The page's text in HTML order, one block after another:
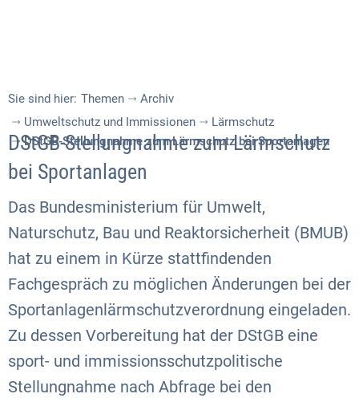
Sie sind hier: Themen
Archiv
Umweltschutz und Immissionen
Lärmschutz
DStGB-Stellungnahme zum Lärmschutz bei Sportanlagen
DStGB-Stellungnahme zum Lärmschutz
bei Sportanlagen
Das Bundesministerium für Umwelt,
Naturschutz, Bau und Reaktorsicherheit (BMUB)
hat zu einem in Kürze stattfindenden
Fachgespräch zu möglichen Änderungen bei der
Sportanlagenlärmschutzverordnung eingeladen.
Zu dessen Vorbereitung hat der DStGB eine
sport- und immissionsschutzpolitische
Stellungnahme nach Abfrage bei den